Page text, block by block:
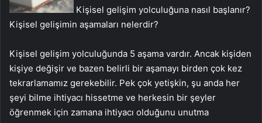
Kişisel gelişim yolculuğuna nasıl başlanır?
Kişisel gelişimin aşamaları nelerdir?
Kişisel gelişim yolculuğunda 5 aşama vardır. Ancak kişiden
kişiye değişir ve bazen belirli bir aşamayı birden çok kez
tekrarlamamız gerekebilir. Pek çok yetişkin, şu anda her
şeyi bilme ihtiyacı hissetme ve herkesin bir şeyler
öğrenmek için zamana ihtiyacı olduğunu unutma